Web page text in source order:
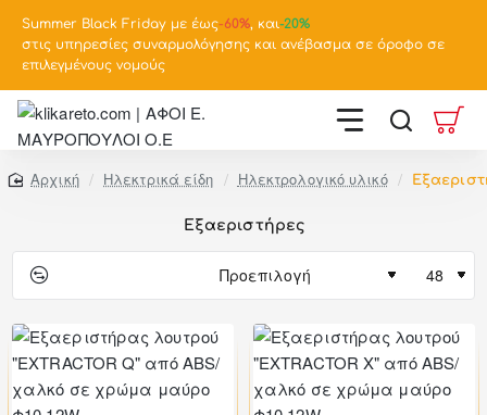
Summer Black Friday με έως-60%, και-20%
στις υπηρεσίες συναρμολόγησης και ανέβασμα σε όροφο σε
επιλεγμένους νομούς
home
Ηλεκτρικά είδη Ηλεκτρολογικό υλικό
Εξαεριστήρες